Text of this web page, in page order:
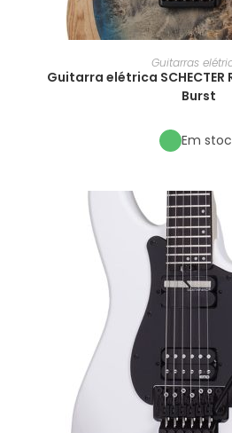
Guitarras
Guitarra elétrica SCHECTER
Burst
Em